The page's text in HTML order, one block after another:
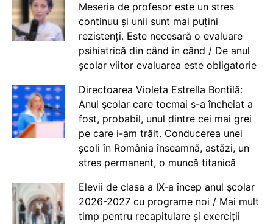
Meseria de profesor este un stres
continuu și unii sunt mai puțini
rezistenți. Este necesară o evaluare
psihiatrică din când în când / De anul
școlar viitor evaluarea este obligatorie
Directoarea Violeta Estrella Bontilă:
Anul școlar care tocmai s-a încheiat a
fost, probabil, unul dintre cei mai grei
pe care i-am trăit. Conducerea unei
școli în România înseamnă, astăzi, un
stres permanent, o muncă titanică
Elevii de clasa a IX-a încep anul școlar
2026-2027 cu programe noi / Mai mult
timp pentru recapitulare și exerciții